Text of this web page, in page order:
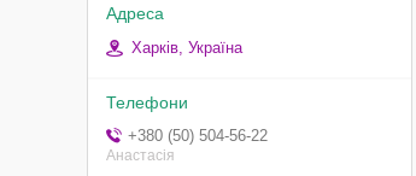
Харків, Україна
+380 (50) 504-56-22
Анастасія